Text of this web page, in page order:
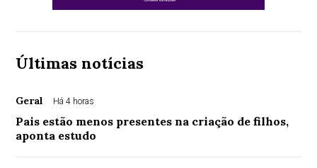
Últimas notícias
Geral Há 4 horas
Pais estão menos presentes na criação de filhos,
aponta estudo